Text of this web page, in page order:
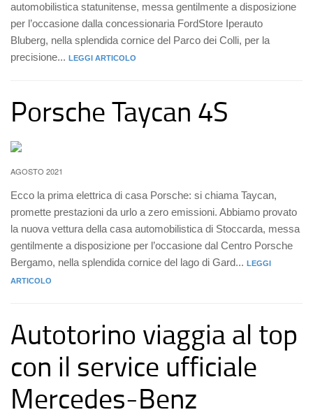
automobilistica statunitense, messa gentilmente a disposizione
per l’occasione dalla concessionaria FordStore Iperauto
Bluberg, nella splendida cornice del Parco dei Colli, per la
precisione... LEGGI ARTICOLO
Porsche Taycan 4S
AGOSTO 2021
Ecco la prima elettrica di casa Porsche: si chiama Taycan,
promette prestazioni da urlo a zero emissioni. Abbiamo provato
la nuova vettura della casa automobilistica di Stoccarda, messa
gentilmente a disposizione per l’occasione dal Centro Porsche
Bergamo, nella splendida cornice del lago di Gard... LEGGI
ARTICOLO
Autotorino viaggia al top
con il service ufficiale
Mercedes-Benz